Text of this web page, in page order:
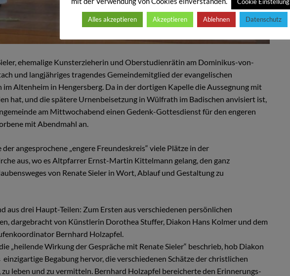
ehemalige Kunsterzieherin und Oberstudienrätin am Dominikus-von-
und langjähriges tragendes Gemeindemitglied der evangelischen
Altenheim in Hengersberg. Da in der dortigen Kapelle die Aussegnung mit
hat, und die spätere Urnenbeisetzung in Wülfrath im Badischen anvisiert ist,
am Mittwochabend einen Gedenk-Gottesdienst für den engeren
mit Abendmahl an.
angesprochene „engere Freundeskreis“ viele Plätze in der
aus, wo es Altpfarrer Ernst-Martin Kittelmann gelang, den ganz
von Renate Sieler in Wort, Ablauf und Gestaltung zu
aus drei Haupt-Teilen: Zum Ersten aus verschiedenen persönlichen
dargebracht von Künstlerin Dorothea Stuffer, Diakon Hans Kolmer und dem
Bernhard Holzapfel.
„heilende Wirkung der Gespräche mit Renate Sieler“ beschrieb, hob Diakon
Begabung hervor, die verschiedenen Schätze der christlichen
leben und zu vermitteln. Bernhard Holzapfel bereicherte den Erinnerungs-
Cookie Einstellung
Alles akzeptieren Akzeptieren Ablehnen Datenschutz